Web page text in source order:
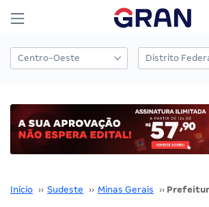
Início ›› Sudeste ›› Minas Gerais ››